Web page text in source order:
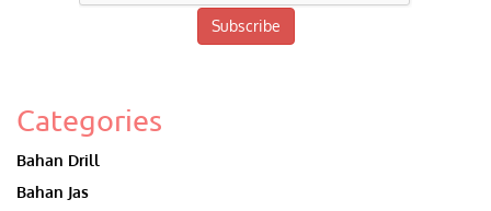
Subscribe
Categories
Bahan Drill
Bahan Jas